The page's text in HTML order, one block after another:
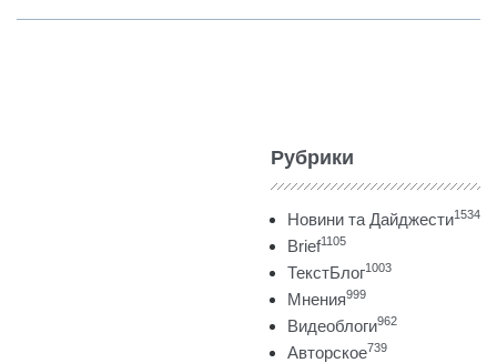
Рубрики
Новини та Дайджести1534
Brief1105
ТекстБлог1003
Мнения999
Видеоблоги962
Авторское739